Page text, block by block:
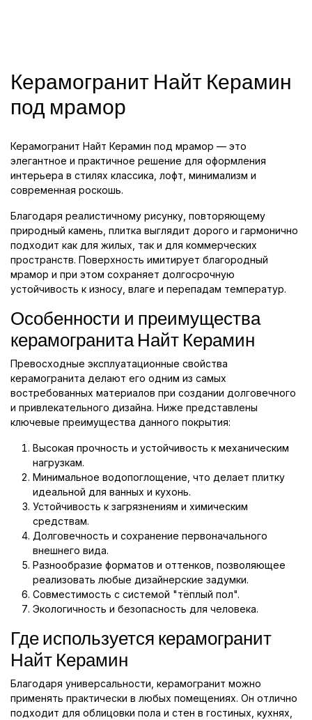
Керамогранит Найт Керамин
под мрамор
Керамогранит Найт Керамин под мрамор — это
элегантное и практичное решение для оформления
интерьера в стилях классика, лофт, минимализм и
современная роскошь.
Благодаря реалистичному рисунку, повторяющему
природный камень, плитка выглядит дорого и гармонично
подходит как для жилых, так и для коммерческих
пространств. Поверхность имитирует благородный
мрамор и при этом сохраняет долгосрочную
устойчивость к износу, влаге и перепадам температур.
Особенности и преимущества
керамогранита Найт Керамин
Превосходные эксплуатационные свойства
керамогранита делают его одним из самых
востребованных материалов при создании долговечного
и привлекательного дизайна. Ниже представлены
ключевые преимущества данного покрытия:
Высокая прочность и устойчивость к механическим
нагрузкам.
Минимальное водопоглощение, что делает плитку
идеальной для ванных и кухонь.
Устойчивость к загрязнениям и химическим
средствам.
Долговечность и сохранение первоначального
внешнего вида.
Разнообразие форматов и оттенков, позволяющее
реализовать любые дизайнерские задумки.
Совместимость с системой "тёплый пол".
Экологичность и безопасность для человека.
Где используется керамогранит
Найт Керамин
Благодаря универсальности, керамогранит можно
применять практически в любых помещениях. Он отлично
подходит для облицовки пола и стен в гостиных, кухнях,